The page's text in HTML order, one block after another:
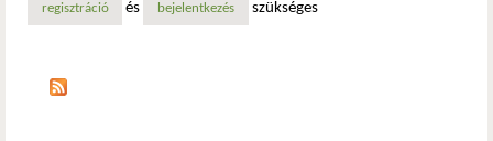
regisztráció és bejelentkezés szükséges